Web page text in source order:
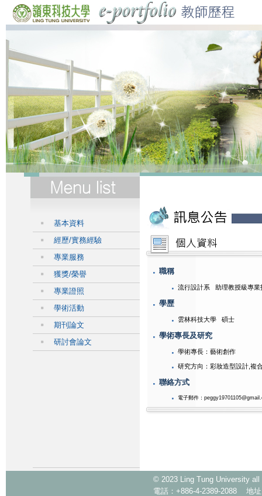
基本資料
經歷/實務經驗
專業服務
獲獎/榮譽
專業證照
學術活動
期刊論文
研討會論文
職稱
流行設計系 助理教授級專業
學歷
雲林科技大學 碩士
學術專長及研究
學術專長：藝術創作
研究方向：彩妝造型設計,複
聯絡方式
電子郵件：
© 2023 Ling Tung University
電話：+886-4-2389-2088 地